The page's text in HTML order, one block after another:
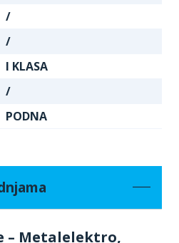
/
/
I KLASA
/
PODNA
– Metalelektro,